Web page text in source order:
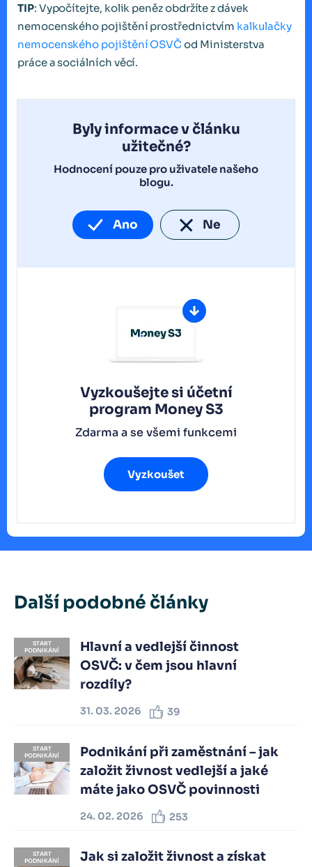
TIP: Vypočítejte, kolik peněz obdržíte z dávek
nemocenského pojištění prostřednictvím kalkulačky
nemocenského pojištění OSVČod Ministerstva
práce a sociálních věcí.
Byly informace v článku
užitečné?
Hodnocení pouze pro uživatele našeho
blogu.
Ano Ne
Vyzkoušejte si účetní
program Money S3
Zdarma a se všemi funkcemi
Vyzkoušet
Další podobné články
START
PODNIKÁNÍ
Hlavní a vedlejší činnost
OSVČ: v čem jsou hlavní
rozdíly?
31. 03. 2026 39
START
PODNIKÁNÍ
Podnikání při zaměstnání – jak
založit živnost vedlejší a jaké
máte jako OSVČ povinnosti
24. 02. 2026 253
START
PODNIKÁNÍ
Jak si založit živnost a získat